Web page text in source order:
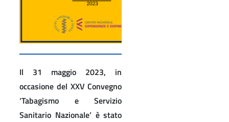
Il 31 maggio 2023, in
occasione del XXV Convegno
‘Tabagismo e Servizio
Sanitario Nazionale’ è stato